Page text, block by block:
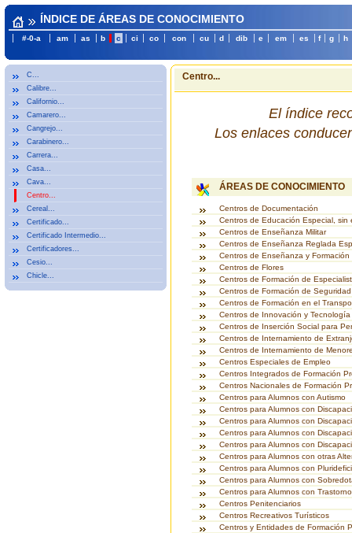
ÍNDICE DE ÁREAS DE CONOCIMIENTO
#-0-a am as b c ci co con cu d dib e em es f g h
C...
Calibre...
Californio...
Camarero...
Cangrejo...
Carabinero...
Carrera...
Casa...
Cava...
Centro...
Cereal...
Certificado...
Certificado Intermedio...
Certificadores...
Cesio...
Chicle...
Centro...
El índice
Los enlaces
ÁREAS DE CONOCIMIENTO
Centros de Documentación
Centros de Educación Especial, sin
Centros de Enseñanza Militar
Centros de Enseñanza Reglada
Centros de Enseñanza y
Centros de Flores
Centros de Formación de
Centros de Formación de
Centros de Formación en el
Centros de Innovación y Tecnología
Centros de Inserción Social para
Centros de Internamiento de
Centros de Internamiento de
Centros Especiales de Empleo
Centros Integrados de Formación
Centros Nacionales de Formación
Centros para Alumnos con Autismo
Centros para Alumnos con
Centros para Alumnos con
Centros para Alumnos con
Centros para Alumnos con
Centros para Alumnos con otras
Centros para Alumnos con
Centros para Alumnos con
Centros para Alumnos con
Centros Penitenciarios
Centros Recreativos Turísticos
Centros y Entidades de Formación